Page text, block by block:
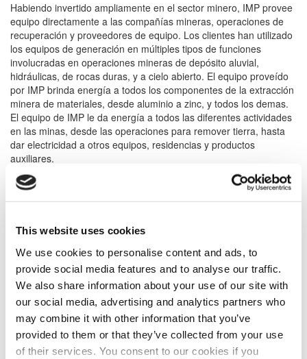
This website uses cookies
We use cookies to personalise content and ads, to
provide social media features and to analyse our traffic.
We also share information about your use of our site with
our social media, advertising and analytics partners who
may combine it with other information that you’ve
provided to them or that they’ve collected from your use
of their services. You consent to our cookies if you
Habiendo invertido ampliamente en el sector minero, IMP provee
equipo directamente a las compañías mineras, operaciones de
recuperación y proveedores de equipo. Los clientes han utilizado
los equipos de generación en múltiples tipos de funciones
involucradas en operaciones mineras de depósito aluvial,
hidráulicas, de rocas duras, y a cielo abierto. El equipo proveído
por IMP brinda energía a todos los componentes de la extracción
minera de materiales, desde aluminio a zinc, y todos los demas.
El equipo de IMP le da energía a todos las diferentes actividades
en las minas, desde las operaciones para remover tierra, hasta
dar electricidad a otros equipos, residencias y productos
auxiliares.
Gas y Petróleo
IMP le provee a la disciplinas iniciales y posteriores de la industria
de gas y del petróleo equipos de generación, motores
individuales, y también con balance de planta donde es
necesario. Los mercados servidos por IMP incluyen la
exploración y desarrollo de energía, perforación y producción,
procesamiento, y desarrollo no convencional de fuentes en
aplicaciones tanto en tierra como en alta mar.
Servicios Públicos